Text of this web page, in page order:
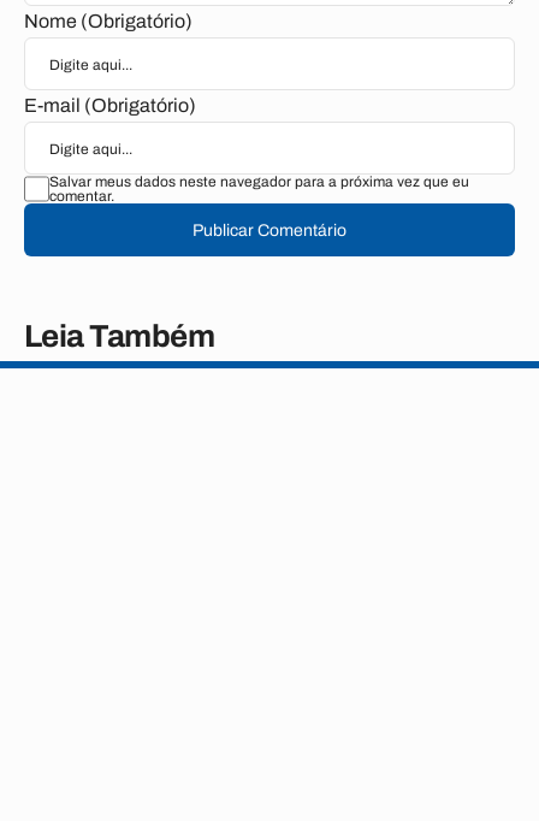
Nome (Obrigatório)
E-mail (Obrigatório)
Salvar meus dados neste navegador para a próxima vez que eu
comentar.
Publicar Comentário
Leia Também